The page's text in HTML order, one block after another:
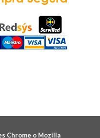
Chrome o Mozilla